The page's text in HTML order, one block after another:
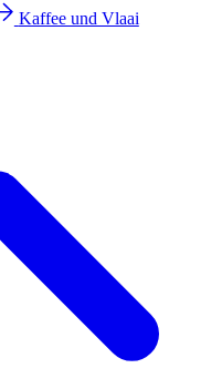
Kaffee und Vlaai